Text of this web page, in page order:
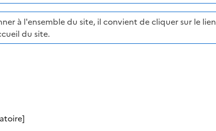
à l'ensemble du site, il convient de cliquer sur le lien
du site.